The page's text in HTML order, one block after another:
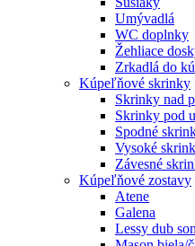
Umývadlá
WC doplnky
Žehliace
Zrkadlá do
Kúpeľňové skrinky
Skrinky nad
Skrinky pod
Spodné
Vysoké
Závesné
Kúpeľňové zostavy
Atene
Galena
Lessy dub